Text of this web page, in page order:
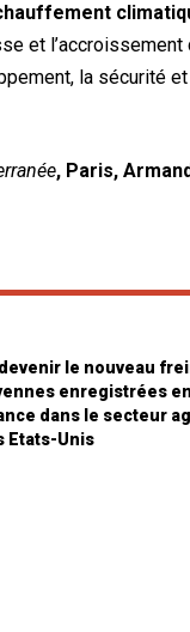
et
la sécurité
, Paris,
le nouveau
enregistrées
dans le secteur
Etats-Unis